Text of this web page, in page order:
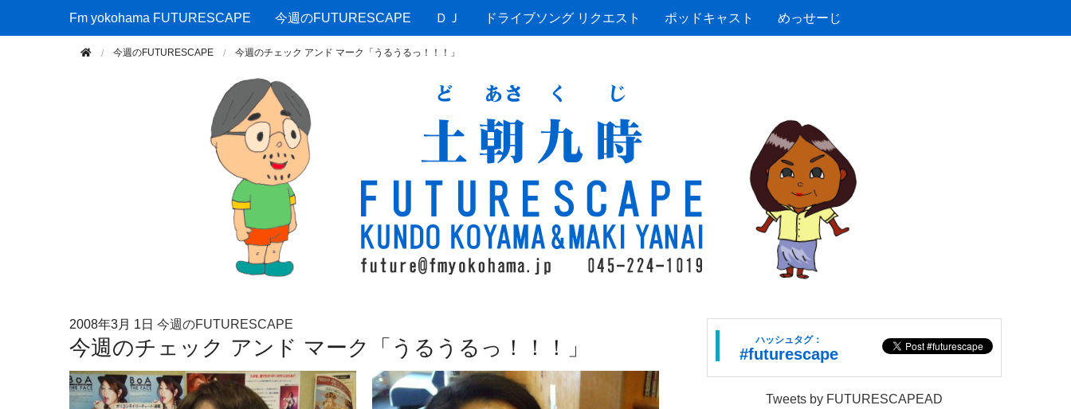
Fm yokohama FUTURESCAPE
Fm yokohama FUTURESCAPE 今週のFUTURESCAPE ＤＪ ドライブソング リクエスト ポッドキャスト めっせーじ
今週のFUTURESCAPE 今週のチェック アンド マーク「うるうるっ！！！」
2008年3月 1日 今週のFUTURESCAPE
今週のチェック アンド マーク「うるうるっ！！！」 ハッシュタグ：
#futurescape
Tweets by FUTURESCAPEAD